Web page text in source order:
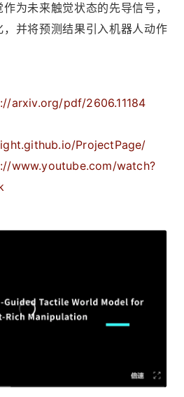
为未来触觉状态的先导信号，
并将预测结果引入机器人动作
arxiv.org/pdf/2606.11184
ProjectPage/
www.youtube.com/watch?